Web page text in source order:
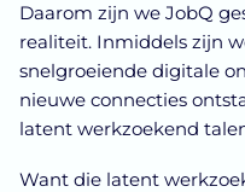
Daarom zijn we JobQ
realiteit. Inmiddels zijn
snelgroeiende digitale
nieuwe connecties
latent werkzoekend
Want die latent